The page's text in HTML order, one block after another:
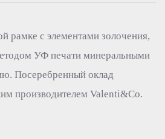
рамке с элементами золочения,
УФ печати минеральными
Посеребренный оклад
производителем Valenti&Co.